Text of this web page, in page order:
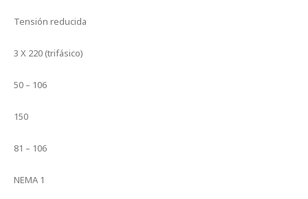
Tensión reducida
3 X 220 (trifásico)
50 – 106
150
81 – 106
NEMA 1